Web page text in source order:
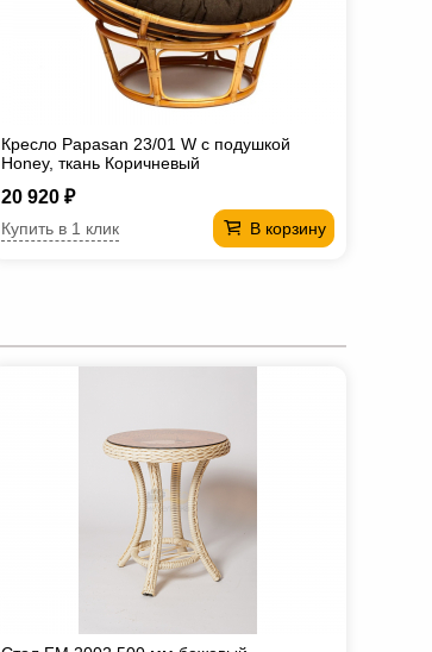
Кресло Papasan 23/01 W с подушкой
Honey, ткань Коричневый
20 920 ₽
В корзину
Купить в 1 клик